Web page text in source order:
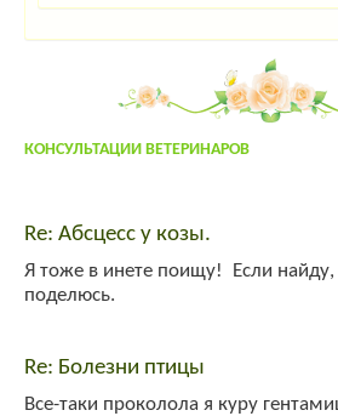
Гость_8585:привет
Гость_1236 :цафвымфывам
детей,и это не значит что он сэксопильный,просто
Гость_4402
КОНСУЛЬТАЦИИ ВЕТЕРИНАРОВ
Re: Абсцесс у козы.
Я тоже в инете поищу! Если найду,
поделюсь.
Re: Болезни птицы
Все-таки проколола я куру